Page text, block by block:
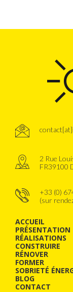
2 Rue
FR39100
+33 (0)
(sur
ACCUEIL
PRÉSENTATION
RÉALISATIONS
CONSTRUIRE
RÉNOVER
FORMER
SOBRIETÉ
BLOG
CONTACT